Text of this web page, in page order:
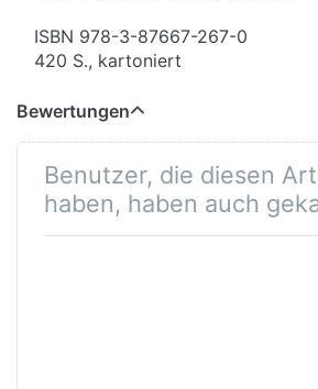
ISBN 978-3-87667-267-0
420 S., kartoniert
Bewertungen
Benutzer, die diesen
haben, haben auch